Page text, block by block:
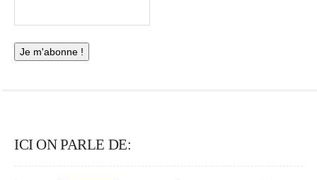
ICI ON PARLE DE: